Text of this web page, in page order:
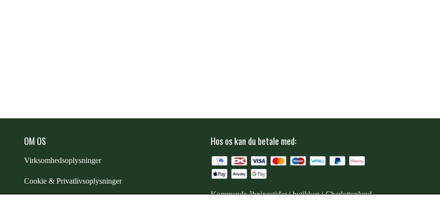
OM OS
Virksomhedsoplysninger
Cookie & Privatlivsoplysninger
Hos os kan du betale med:
Kommende åbningstider i butikken i Charlottenlund